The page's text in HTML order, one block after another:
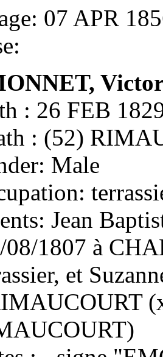
07 APR
: 26 FEB
: (52)
Male
Jean
08/1807 à
et